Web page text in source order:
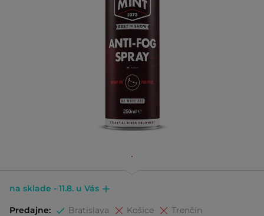
na sklade - 11.8. u Vás
Predajne: Bratislava Košice Trenčín